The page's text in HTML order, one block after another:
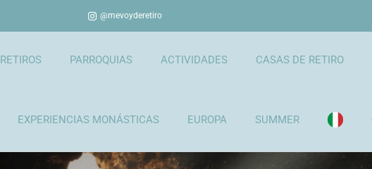
@mevoyderetiro
RETIROS PARROQUIAS ACTIVIDADES CASAS DE RETIRO
EXPERIENCIAS MONÁSTICAS EUROPA SUMMER